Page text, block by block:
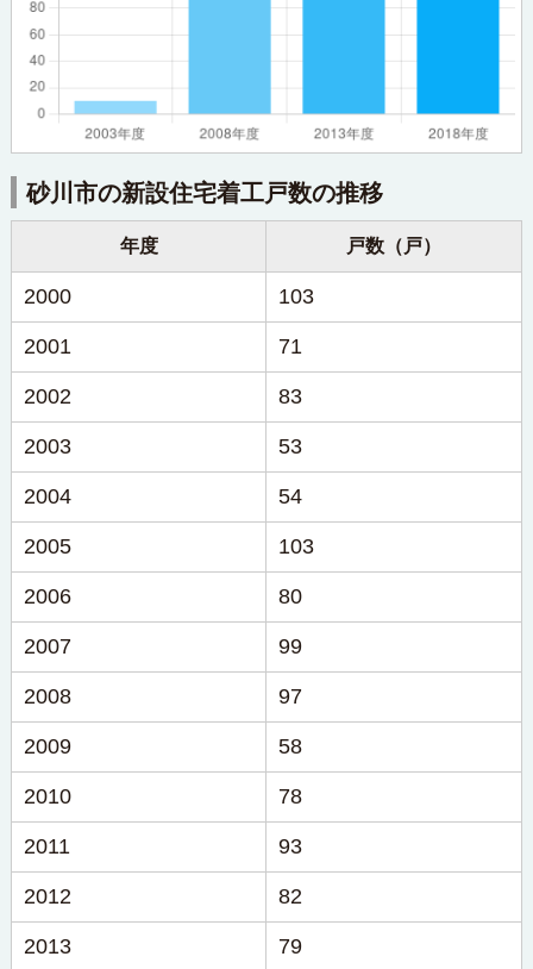
砂川市の新設住宅着工戸数の推移
年度 戸数（戸）
2000 103
2001 71
2002 83
2003 53
2004 54
2005 103
2006 80
2007 99
2008 97
2009 58
2010 78
2011 93
2012 82
2013 79